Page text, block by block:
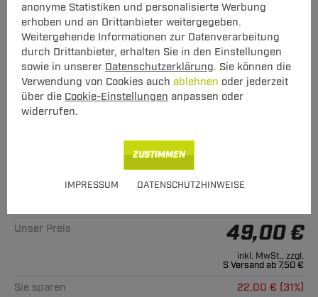
anonyme Statistiken und personalisierte Werbung
erhoben und an Drittanbieter weitergegeben.
Weitergehende Informationen zur Datenverarbeitung
durch Drittanbieter, erhalten Sie in den Einstellungen
sowie in unserer Datenschutzerklärung. Sie können die
Verwendung von Cookies auch ablehnen oder jederzeit
über die Cookie-Einstellungen anpassen oder
widerrufen.
IMPRESSUM DATENSCHUTZHINWEISE
ZUSTIMMEN
Elektrosatz 7-pol. von TowTec: Volvo
V70 Kombi I Typ 875 / 876
Fahrzeugspezifischer 7-poliger Elektrosatz
Art.-Nr.
Alle passenden Modelle
Unser Preis
49,00 €
inkl. MwSt., zzgl.
S Versand ab 7,50 €
Sie sparen
22,00 € (31%)